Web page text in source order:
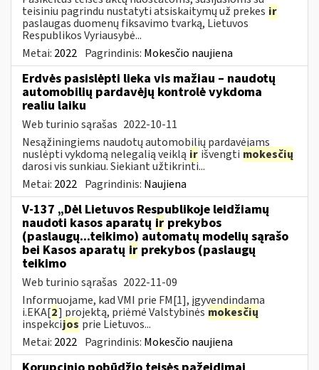
teisiniu pagrindu nustatyti atsiskaitymų už prekes ir
paslaugas duomenų fiksavimo tvarką, Lietuvos
Respublikos Vyriausybė...
Metai: 2022 Pagrindinis: Mokesčio naujiena
Erdvės pasislėpti lieka vis mažiau – naudotų
automobilių pardavėjų kontrolė vykdoma
realiu laiku
Web turinio sąrašas 2022-10-11
Nesąžiningiems naudotų automobilių pardavėjams
nuslėpti vykdomą nelegalią veiklą ir išvengti mokesčių
darosi vis sunkiau. Siekiant užtikrinti...
Metai: 2022 Pagrindinis: Naujiena
V-137 „Dėl Lietuvos Respublikoje leidžiamų
naudoti kasos aparatų ir prekybos
(paslaugų...teikimo) automatų modelių sąrašo
bei Kasos aparatų ir prekybos (paslaugų
teikimo
Web turinio sąrašas 2022-11-09
Informuojame, kad VMI prie FM[1], įgyvendindama
i.EKA[2] projektą, priėmė Valstybinės mokesčių
inspekcijos prie Lietuvos...
Metai: 2022 Pagrindinis: Mokesčio naujiena